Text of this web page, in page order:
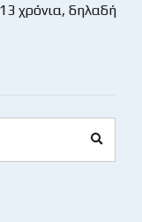
χρόνια, δηλαδή